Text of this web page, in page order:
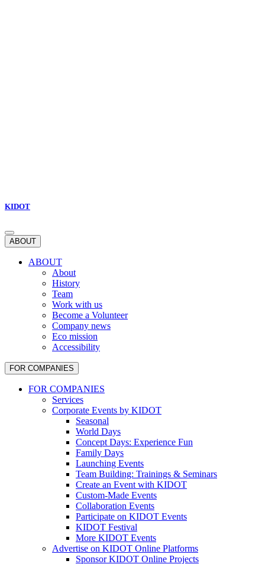
KIDOT
ABOUT
ABOUT
About
History
Team
Work with us
Become a Volunteer
Company news
Eco mission
Accessibility
FOR COMPANIES
FOR COMPANIES
Services
Corporate Events by KIDOT
Seasonal
World Days
Concept Days: Experience Fun
Family Days
Launching Events
Team Building: Trainings & Seminars
Create an Event with KIDOT
Custom-Made Events
Collaboration Events
Participate on KIDOT Events
KIDOT Festival
More KIDOT Events
Advertise on KIDOT Online Platforms
Sponsor KIDOT Online Projects